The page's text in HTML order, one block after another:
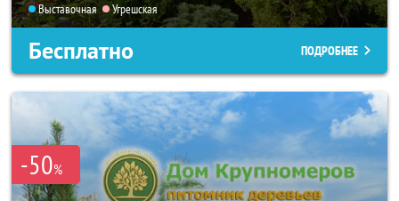
Выставочная Угрешская
Бесплатно ПОДРОБНЕЕ
-50%